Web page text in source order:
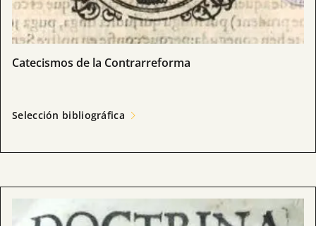
Catecismos de la Contrarreforma
Selección bibliográfica